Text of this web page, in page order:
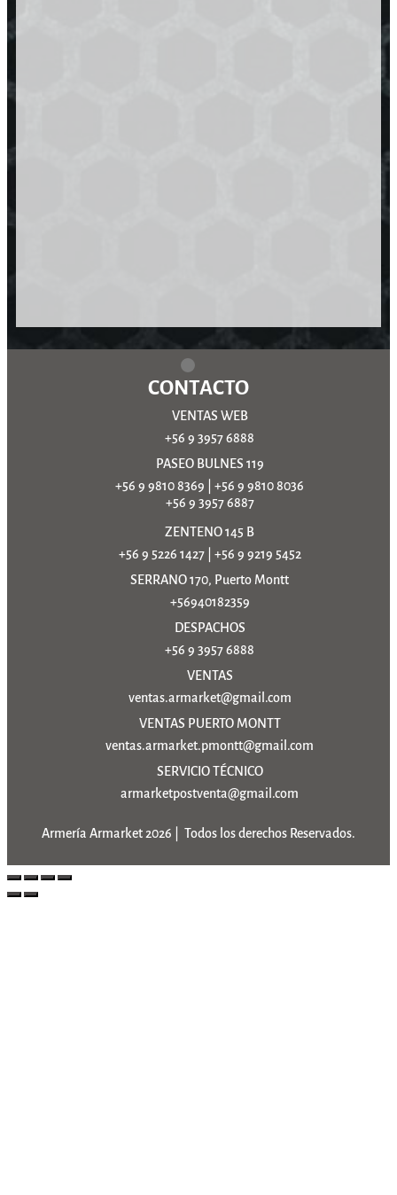
CONTACTO
VENTAS WEB
+56 9 3957 6888
PASEO BULNES 119
+56 9 9810 8369
+56 9 9810 8036
+56 9 3957 6887
ZENTENO 145 B
+56 9 5226 1427| +56 9 9219 5452
SERRANO 170, Puerto Montt
+56940182359
DESPACHOS
+56 9 3957 6888
VENTAS
ventas.armarket@gmail.com
VENTAS PUERTO MONTT
ventas.armarket.pmontt@gmail.com
SERVICIO TÉCNICO
armarketpostventa@gmail.com
Armería Armarket 2026 | Todos los derechos Reservados.